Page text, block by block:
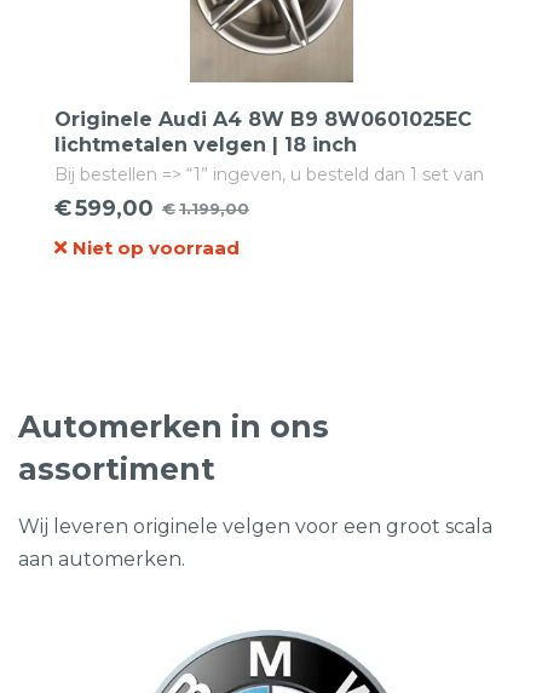
Originele Audi A4 8W B9 8W0601025EC
lichtmetalen velgen | 18 inch
Bij bestellen => “1” ingeven, u besteld dan 1 set van
4 velgen!
€1.199,00
Oorspronkelijke
prijs
€599,00
Huidige
prijs
Niet op voorraad
Automerken in ons
assortiment
Wij leveren originele velgen voor een groot scala
aan automerken.